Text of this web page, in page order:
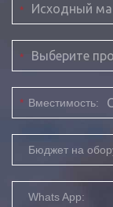
*
*
* Вместимость:
Бюджет на
Whats App: